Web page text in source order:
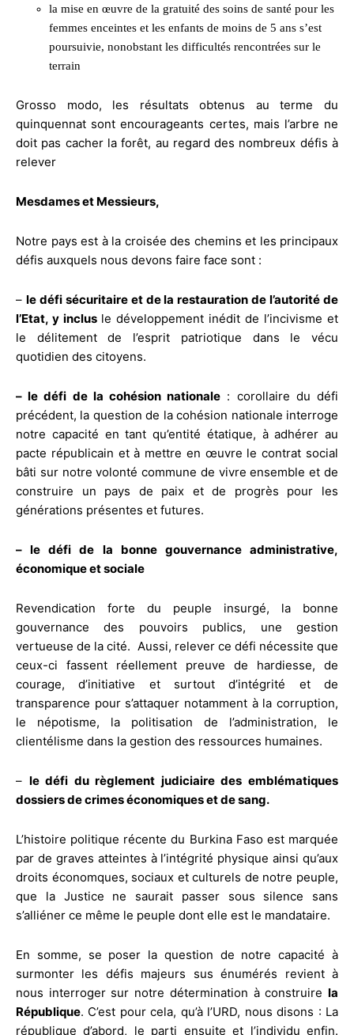
la mise en œuvre de la gratuité des soins de santé pour les
femmes enceintes et les enfants de moins de 5 ans s’est
poursuivie, nonobstant les difficultés rencontrées sur le
terrain
Grosso modo, les résultats obtenus au terme du
quinquennat sont encourageants certes, mais l’arbre ne
doit pas cacher la forêt, au regard des nombreux défis à
relever
Mesdames et Messieurs,
Notre pays est à la croisée des chemins et les principaux
défis auxquels nous devons faire face sont :
– le défi sécuritaire et de la restauration de l’autorité de
l’Etat, y inclus le développement inédit de l’incivisme et
le délitement de l’esprit patriotique dans le vécu
quotidien des citoyens.
– le défi de la cohésion nationale : corollaire du défi
précédent, la question de la cohésion nationale interroge
notre capacité en tant qu’entité étatique, à adhérer au
pacte républicain et à mettre en œuvre le contrat social
bâti sur notre volonté commune de vivre ensemble et de
construire un pays de paix et de progrès pour les
générations présentes et futures.
– le défi de la bonne gouvernance administrative,
économique et sociale
Revendication forte du peuple insurgé, la bonne
gouvernance des pouvoirs publics, une gestion
vertueuse de la cité. Aussi, relever ce défi nécessite que
ceux-ci fassent réellement preuve de hardiesse, de
courage, d’initiative et surtout d’intégrité et de
transparence pour s’attaquer notamment à la corruption,
le népotisme, la politisation de l’administration, le
clientélisme dans la gestion des ressources humaines.
– le défi du règlement judiciaire des emblématiques
dossiers de crimes économiques et de sang.
L’histoire politique récente du Burkina Faso est marquée
par de graves atteintes à l’intégrité physique ainsi qu’aux
droits économques, sociaux et culturels de notre peuple,
que la Justice ne saurait passer sous silence sans
s’alliéner ce même le peuple dont elle est le mandataire.
En somme, se poser la question de notre capacité à
surmonter les défis majeurs sus énumérés revient à
nous interroger sur notre détermination à construire la
République. C’est pour cela, qu’à l’URD, nous disons : La
république d’abord, le parti ensuite et l’individu enfin.